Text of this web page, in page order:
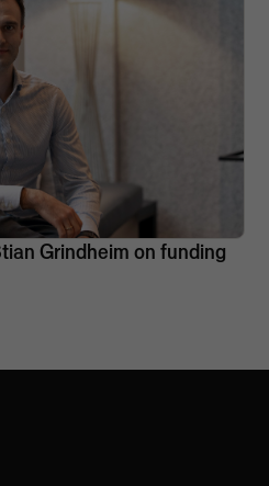
Grindheim on funding